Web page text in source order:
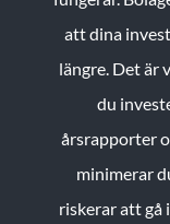
att dina
längre. Det är
du
årsrapporter
minimerar
riskerar att gå